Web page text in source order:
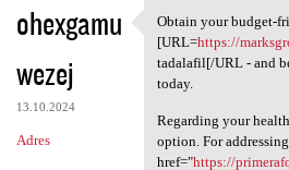
ohexgamu
wezej
13.10.2024
Adres
Obtain your
Obtain your budget-
[URL=https://
tadalafil[/URL - and
today.
Regarding your
option. For
href="https://